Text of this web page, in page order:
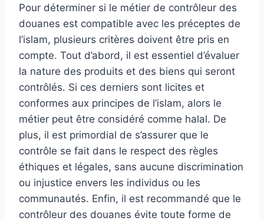
Pour déterminer si le métier de contrôleur des
douanes est compatible avec les préceptes de
l’islam, plusieurs critères doivent être pris en
compte. Tout d’abord, il est essentiel d’évaluer
la nature des produits et des biens qui seront
contrôlés. Si ces derniers sont licites et
conformes aux principes de l’islam, alors le
métier peut être considéré comme halal. De
plus, il est primordial de s’assurer que le
contrôle se fait dans le respect des règles
éthiques et légales, sans aucune discrimination
ou injustice envers les individus ou les
communautés. Enfin, il est recommandé que le
contrôleur des douanes évite toute forme de